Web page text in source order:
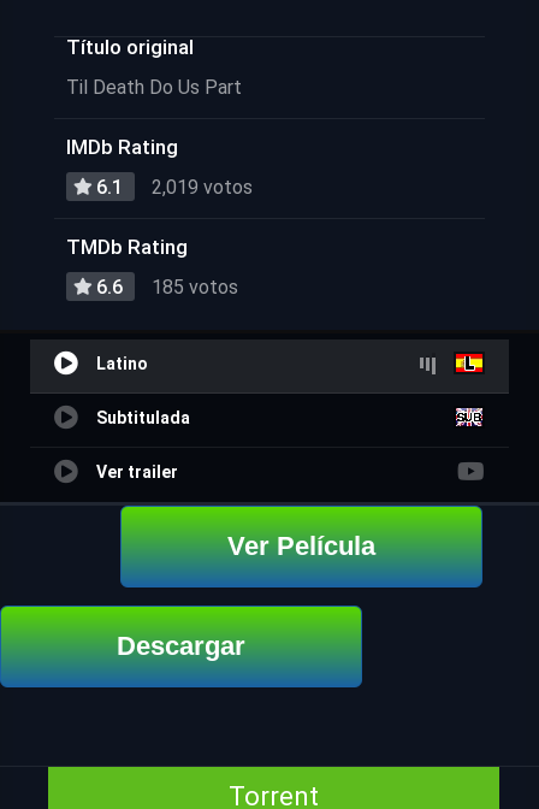
Título original
Til Death Do Us Part
IMDb Rating
6.1 2,019 votos
TMDb Rating
6.6 185 votos
Latino
Subtitulada
Ver trailer
Ver Película
Descargar
Torrent